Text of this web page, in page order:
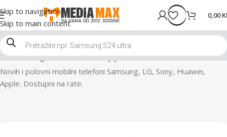
Skip to navigation
Skip to main content
0,00
Početna Trgovina Mobilni uredjaji Mobiteli
Novih i polovni mobilni telefoni Samsung, LG, Sony, Huawei,
Apple. Dostupni na rate.